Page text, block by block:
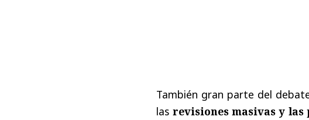
También gran parte del
las revisiones masivas y